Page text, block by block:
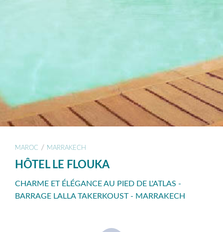
MAROC / MARRAKECH
HÔTEL LE FLOUKA
CHARME ET ÉLÉGANCE AU PIED DE L'ATLAS -
BARRAGE LALLA TAKERKOUST - MARRAKECH